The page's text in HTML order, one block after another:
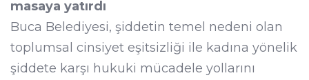
masaya yatırdı
Buca Belediyesi, şiddetin temel nedeni olan
toplumsal cinsiyet eşitsizliği ile kadına yönelik
şiddete karşı hukuki mücadele yollarını